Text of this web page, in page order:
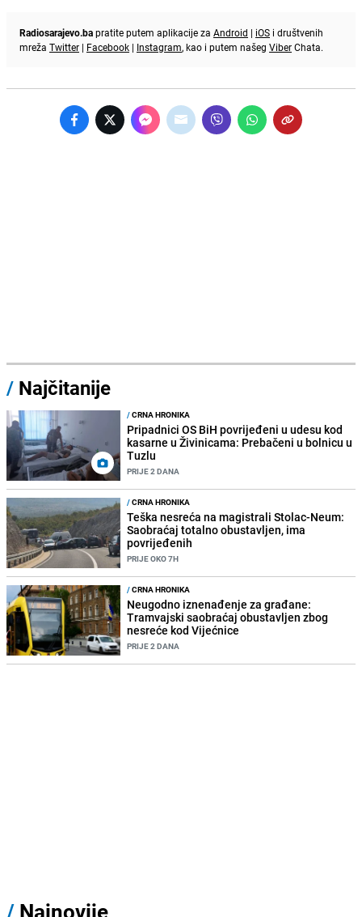
Radiosarajevo.bapratite putem aplikacije za Android | iOS i društvenih
mreža Twitter | Facebook | Instagram, kao i putem našeg ViberChata.
/ Najčitanije
/CRNA HRONIKA
Pripadnici OS BiH povrijeđeni u udesu kod
kasarne u Živinicama: Prebačeni u bolnicu u
Tuzlu
PRIJE 2 DANA
/CRNA HRONIKA
Teška nesreća na magistrali Stolac-Neum:
Saobraćaj totalno obustavljen, ima
povrijeđenih
PRIJE OKO 7H
/CRNA HRONIKA
Neugodno iznenađenje za građane:
Tramvajski saobraćaj obustavljen zbog
nesreće kod Vijećnice
PRIJE 2 DANA